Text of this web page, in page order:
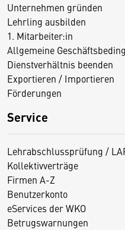
Unternehmen gründen
Lehrling ausbilden
1. Mitarbeiter:in
Allgemeine
Dienstverhältnis beenden
Exportieren / Importieren
Förderungen
Service
Lehrabschlussprüfung /
Kollektivverträge
Firmen A-Z
Benutzerkonto
eServices der WKO
Betrugswarnungen